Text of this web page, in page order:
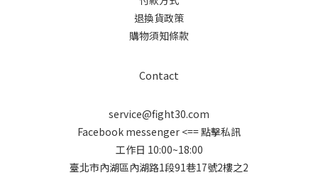
退換貨政策
購物須知條款
Contact
service@fight30.com
Facebook messenger <== 點擊私訊
工作日 10:00~18:00
臺北市內湖區內湖路1段91巷17號2樓之2